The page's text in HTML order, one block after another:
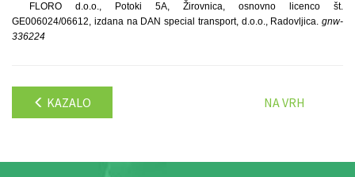
FLORO d.o.o., Potoki 5A, Žirovnica, osnovno licenco št.
GE006024/06612, izdana na DAN special transport, d.o.o., Radovljica. gnw-
336224
KAZALO NA VRH